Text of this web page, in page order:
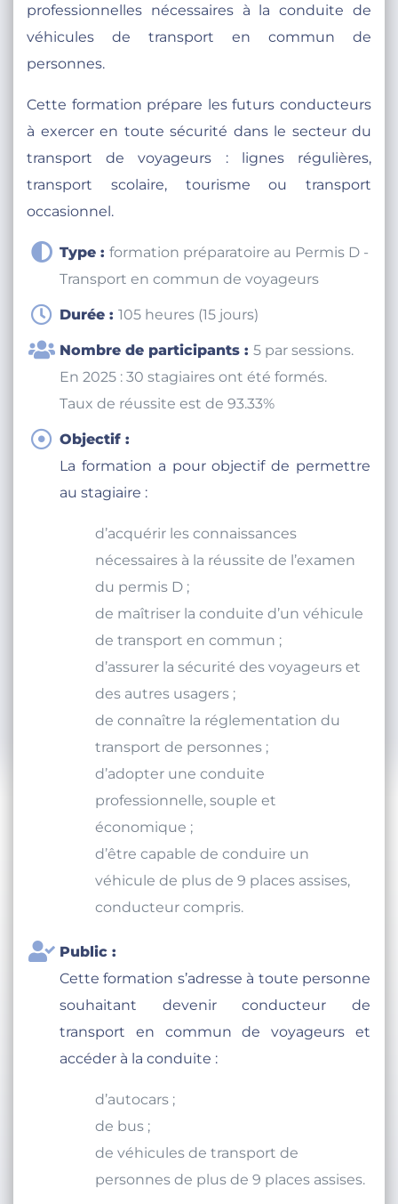
professionnelles nécessaires à la conduite de
véhicules de transport en commun de
personnes.
Cette formation prépare les futurs conducteurs
à exercer en toute sécurité dans le secteur du
transport de voyageurs : lignes régulières,
transport scolaire, tourisme ou transport
occasionnel.
Type : formation préparatoire au Permis D -
Transport en commun de voyageurs
Durée : 105 heures (15 jours)
Nombre de participants : 5 par sessions.
En 2025 : 30 stagiaires ont été formés.
Taux de réussite est de 93.33%
Objectif :
La formation a pour objectif de permettre
au stagiaire :
d’acquérir les connaissances
nécessaires à la réussite de l’examen
du permis D ;
de maîtriser la conduite d’un véhicule
de transport en commun ;
d’assurer la sécurité des voyageurs et
des autres usagers ;
de connaître la réglementation du
transport de personnes ;
d’adopter une conduite
professionnelle, souple et
économique ;
d’être capable de conduire un
véhicule de plus de 9 places assises,
conducteur compris.
Public :
Cette formation s’adresse à toute personne
souhaitant devenir conducteur de
transport en commun de voyageurs et
accéder à la conduite :
d’autocars ;
de bus ;
de véhicules de transport de
personnes de plus de 9 places assises.